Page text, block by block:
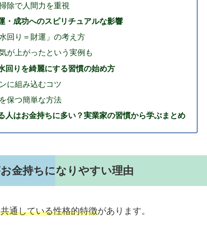
除で人間力を重視
・成功へのスピリチュアルな影響
回り＝財運」の考え方
が上がったという実例も
回りを綺麗にする習慣の始め方
に組み込むコツ
保つ簡単な方法
人はお金持ちに多い？実業家の習慣から学ぶまとめ
金持ちになりやすい理由
共通している性格的特徴があります。